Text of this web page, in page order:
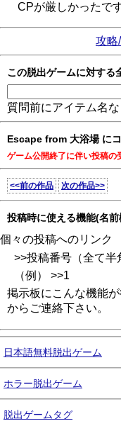
CPが厳しかったです
攻略
この脱出ゲームに対する
質問前にアイテム名
Escape from 大浴場 に
ゲーム公開終了に伴い投稿の
<<前の作品 次の作品>>
投稿時に使える機能(名
個々の投稿へのリンク
>>投稿番号（全て半
（例） >>1
掲示板にこんな機能
からご連絡下さい。
日本語無料脱出ゲーム
ホラー脱出ゲーム
脱出ゲームタグ